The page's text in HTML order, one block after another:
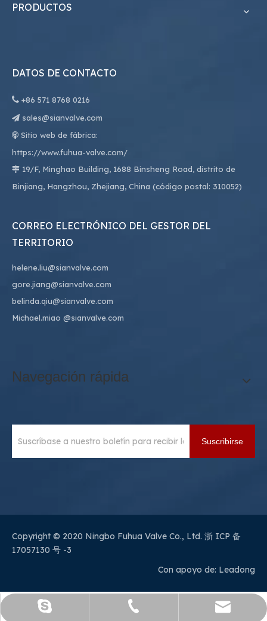
PRODUCTOS
luoquanxi
+86 571 8768 0216
sales@sianvalve.com
DATOS DE CONTACTO
 +86 571 8768 0216
 sales@sianvalve.com
 Sitio web de fábrica:
https://www.fuhua-valve.com/
 19/F, Minghao Building, 1688 Binsheng Road, distrito de
Binjiang, Hangzhou, Zhejiang, China (código postal: 310052)
CORREO ELECTRÓNICO DEL GESTOR DEL
TERRITORIO
helene.liu@sianvalve.com
gore.jiang@sianvalve.com
belinda.qiu@sianvalve.com
Michael.miao @sianvalve.com
Navegación rápida
Suscribirse
Copyright © 2020 Ningbo Fuhua Valve Co., Ltd. 浙 ICP 备
17057130 号 -3
Con apoyo de: Leadong